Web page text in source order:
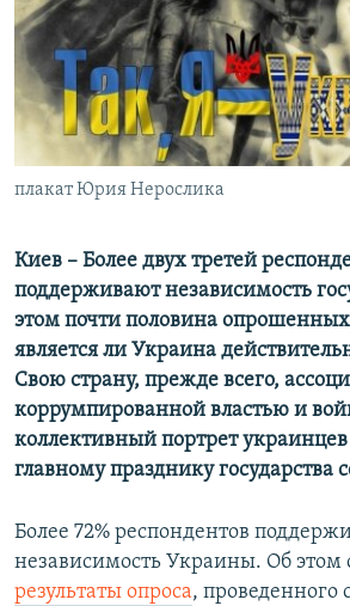
ПОБЕДИТЕЛЕЙ НЕ СУДЯТ?
КРЫМ.НЕПОКОРЕННЫЙ
ELIFBE
УКРАИНСКАЯ ПРОБЛЕМА КРЫМА
ПРИСОЕДИНЯЙТЕСЬ!
Все сайты RFE/RL
плакат Юрия Нерослика
Киев – Более двух третей
поддерживают независимость
этом почти половина
является ли Украина
Свою страну, прежде всего,
коррумпированной властью и
коллективный портрет
главному празднику государства
Более 72% респондентов
независимость Украины. Об этом
результаты опроса, проведенного